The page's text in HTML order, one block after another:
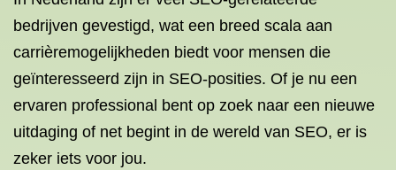
bedrijven gevestigd, wat een breed scala aan
carrièremogelijkheden biedt voor mensen die
geïnteresseerd zijn in SEO-posities. Of je nu een
ervaren professional bent op zoek naar een nieuwe
uitdaging of net begint in de wereld van SEO, er is
zeker iets voor jou.